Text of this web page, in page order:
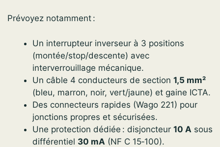
Prévoyez notamment :
Un interrupteur inverseur à 3 positions
(montée/stop/descente) avec
interverrouillage mécanique.
Un câble 4 conducteurs de section 1,5 mm²
(bleu, marron, noir, vert/jaune) et gaine ICTA.
Des connecteurs rapides (Wago 221) pour
jonctions propres et sécurisées.
Une protection dédiée : disjoncteur 10 A sous
différentiel 30 mA (NF C 15‑100).